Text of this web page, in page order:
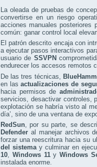
La oleada de pruebas de
convertirse en un riesgo
acciones manuales posteriores
común: ganar control local
El patrón descrito encaja con
a ejecutar pasos interactivos
usuario de SSVPN
endurecer los accesos remotos
De las tres técnicas,
en lasactualizaciones de
hacia permisos de
servicios, desactivar controles,
explotación se habría visto al
día’, sino de una ventana de
RedSun, por su parte, se
Defender al manejar archivos
forzar una reescritura hacia su
del sistemay culminar en
10, Windows 11yWindows
instalada enorme.